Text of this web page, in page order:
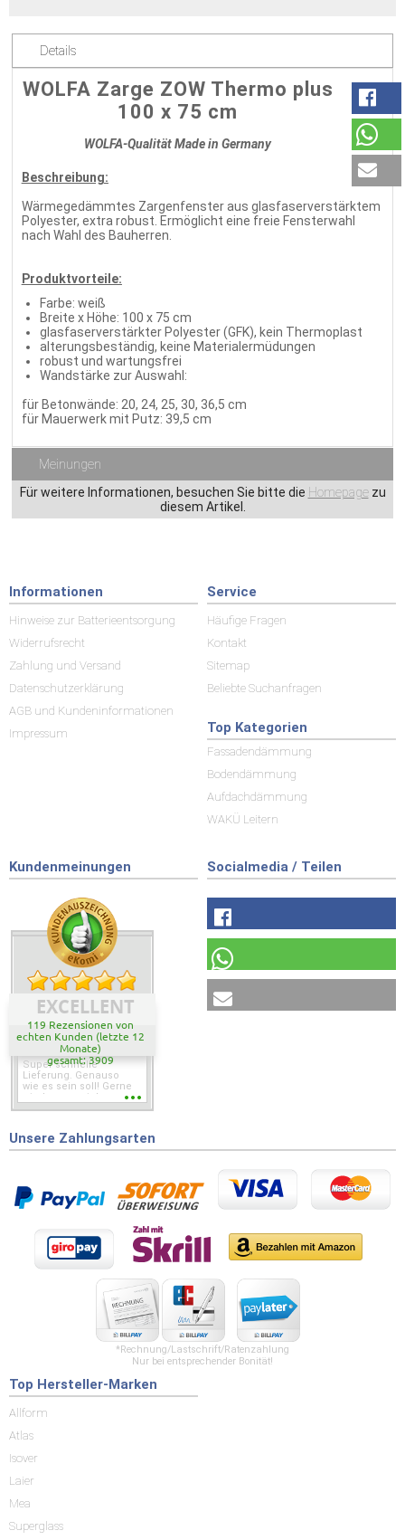
Details
WOLFA Zarge ZOW Thermo plus
100 x 75 cm
WOLFA-Qualität Made in Germany
Beschreibung:
Wärmegedämmtes Zargenfenster aus glasfaserverstärktem
Polyester, extra robust. Ermöglicht eine freie Fensterwahl
nach Wahl des Bauherren.
Produktvorteile:
Farbe: weiß
Breite x Höhe: 100 x 75 cm
glasfaserverstärkter Polyester (GFK), kein Thermoplast
alterungsbeständig, keine Materialermüdungen
robust und wartungsfrei
Wandstärke zur Auswahl:
für Betonwände: 20, 24, 25, 30, 36,5 cm
für Mauerwerk mit Putz: 39,5 cm
Meinungen
Für weitere Informationen, besuchen Sie bitte die Homepagezu
diesem Artikel.
Informationen
Hinweise zur Batterieentsorgung
Widerrufsrecht
Zahlung und Versand
Datenschutzerklärung
AGB und Kundeninformationen
Impressum
Service
Häufige Fragen
Kontakt
Sitemap
Beliebte Suchanfragen
Top Kategorien
Fassadendämmung
Bodendämmung
Aufdachdämmung
WAKÜ Leitern
Kundenmeinungen
EXCELLENT
119 Rezensionen von
echten Kunden (letzte 12
Monate)
gesamt: 3909
Super schnelle
Lieferung. Genauso
wie es sein soll! Gerne
wieder wenn ich was
Socialmedia / Teilen
Unsere Zahlungsarten
*Rechnung/Lastschrift/Ratenzahlung
Nur bei entsprechender Bonität!
Top Hersteller-Marken
Allform
Atlas
Isover
Laier
Mea
Superglass